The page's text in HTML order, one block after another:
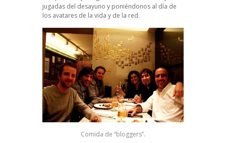
jugadas del desayuno y poniéndonos al día de
los avatares de la vida y de la red.
Comida de “bloggers”.